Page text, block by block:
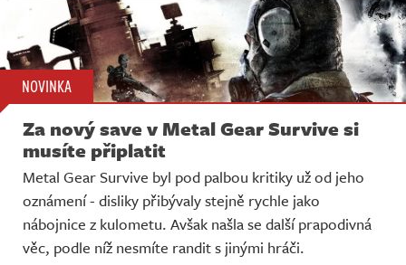
NOVINKA
Za nový save v Metal Gear Survive si
musíte připlatit
Metal Gear Survive byl pod palbou kritiky už od jeho
oznámení - disliky přibývaly stejně rychle jako
nábojnice z kulometu. Avšak našla se další prapodivná
věc, podle níž nesmíte randit s jinými hráči.